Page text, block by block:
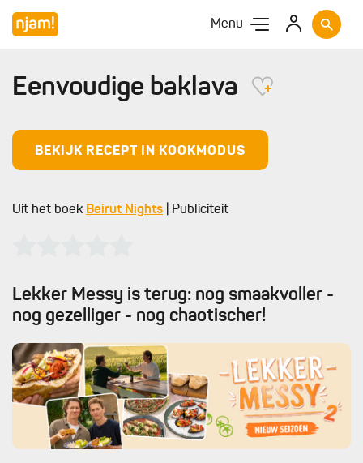
Menu
Eenvoudige baklava
BEKIJK RECEPT IN KOOKMODUS
Uit het boek Beirut Nights | Publiciteit
Lekker Messy is terug: nog smaakvoller -
nog gezelliger - nog chaotischer!